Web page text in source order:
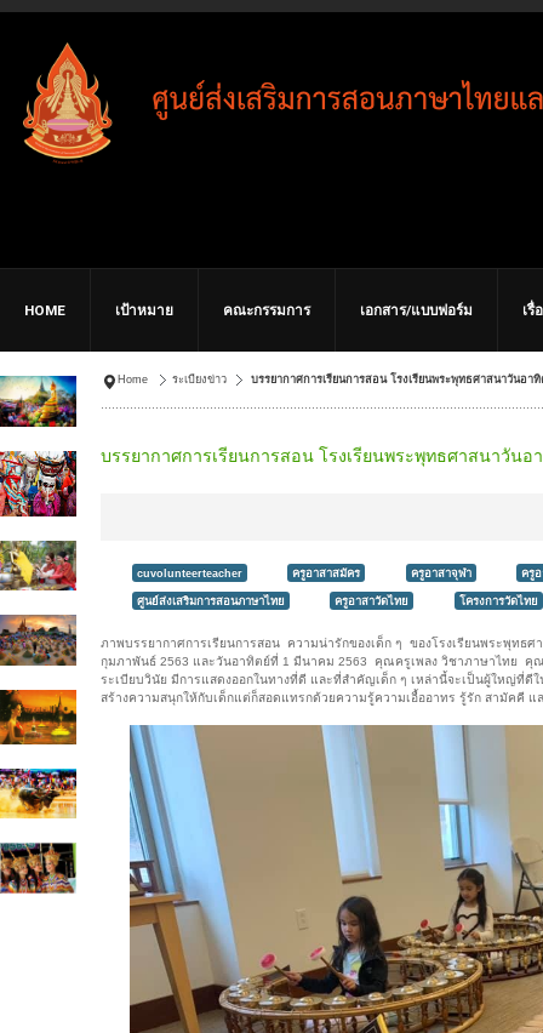
HOME เป้าหมาย คณะกรรมการ เอกสาร/แบบฟอร์ม เรื่
Home ระเบียงข่าว บรรยากาศการเรียนการสอน โรงเรียนพระพุทธศาสนาวันอ
บรรยากาศการเรียนการสอน โรงเรียนพระพุทธศาสนาวัน
cuvolunteerteacher ครูอาสาสมัคร ครูอาสาจุฬา ครู
ศูนย์ส่งเสริมการสอนภาษาไทย ครูอาสาวัดไทย โครงการวัดไทย
ภาพบรรยากาศการเรียนการสอน ความน่ารักของเด็ก ๆ ของโรงเรียนพระพุทธ
กุมภาพันธ์ 2563 และวันอาทิตย์ที่ 1 มีนาคม 2563 คุณครูเพลง วิชาภาษาไทย
ระเบียบวินัย มีการแสดงออกในทางที่ดี และที่สำคัญเด็ก ๆ เหล่านี้จะเป็นผู้ใหญ่ที่ดี
สร้างความสนุกให้กับเด็กแต่ก็สอดแทรกด้วยความรู้ความเอื้ออาทร รู้รัก สามัคคี แ